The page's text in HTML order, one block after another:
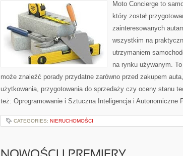
Moto Concierge to
który został
zainteresowanych
wszystkim na
utrzymaniem
na rynku używanym.
może znaleźć porady przydatne zarówno przed zakupem
użytkowania, przygotowania do sprzedaży czy oceny stanu
też: Oprogramowanie i Sztuczna Inteligencja i Autonomiczne
CATEGORIES: NIERUCHOMOŚCI